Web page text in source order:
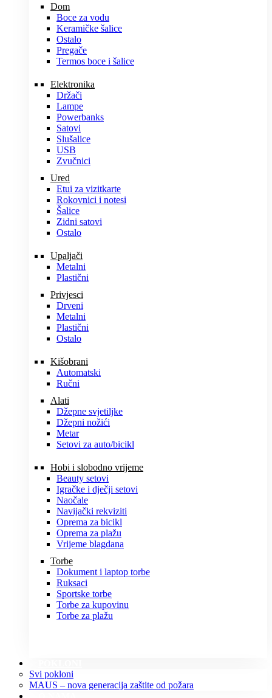
Dom
Boce za vodu
Keramičke šalice
Ostalo
Pregače
Termos boce i šalice
Elektronika
Držači
Lampe
Powerbanks
Satovi
Slušalice
USB
Zvučnici
Ured
Etui za vizitkarte
Rokovnici i notesi
Šalice
Zidni satovi
Ostalo
Upaljači
Metalni
Plastični
Privjesci
Drveni
Metalni
Plastični
Ostalo
Kišobrani
Automatski
Ručni
Alati
Džepne svjetiljke
Džepni nožići
Metar
Setovi za auto/bicikl
Hobi i slobodno vrijeme
Beauty setovi
Igračke i dječji setovi
Naočale
Navijački rekviziti
Oprema za bicikl
Oprema za plažu
Vrijeme blagdana
Torbe
Dokument i laptop torbe
Ruksaci
Sportske torbe
Torbe za kupovinu
Torbe za plažu
Svi pokloni
MAUS – nova generacija zaštite od požara